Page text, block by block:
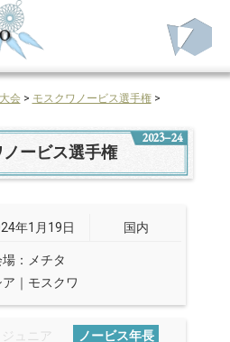
会> モスクワノービス選手権>
2023–24
ービス選手権
年1月19日 国内
場：メチタ
ア｜モスクワ
ジュニア
ノービス年長